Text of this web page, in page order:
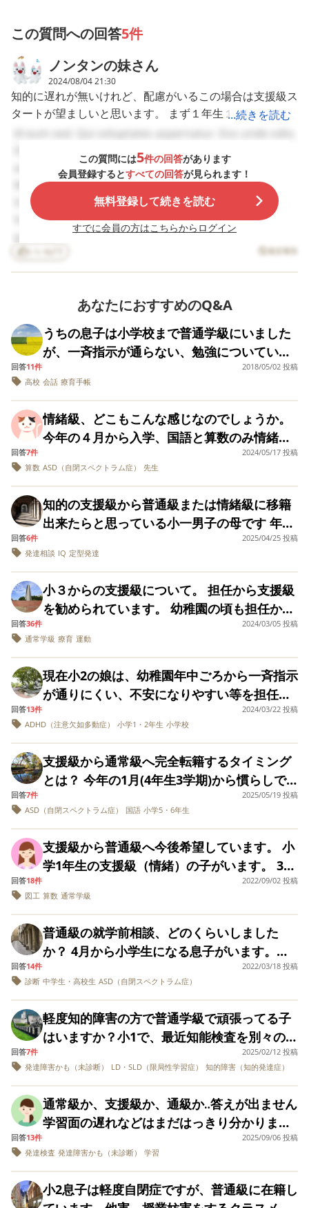
支援級に抵抗はないですが他学校の他の人のお話を聞くと
支援級が居心地が良すぎて普通級に戻りたくないと何人か
らもお話を聞いてそれがすごく躊躇う理由です。
我が子が行く小学校は希望すれば交流級に行けるようで支
援級の子はなるべく普通級に戻すように本人の様子を見な
がらやってくれるようです。情緒級は2クラス10人ほど。
学校に2人の指導員がおりずっと1年生にいるわけではな
ちなみにIQが高めではありますが相談員さんいわく希望す
れば支援級にいけるとのことでした。
だけるとうれしいです。
よろしくお願いいたす。
め手はどんな感じだ
ったのでしょうか？
まで考えいて大丈夫
ですよ。と言われて
います。夏には就学
相談にも行きまし
た。 ちょうど12月に
ます。（昨年の検査
はＩＱ77でした。）
私は、先日小学校の
学校開放という行事
で支援学級、1年生の
教室の様子をどちら
も見させていただき
ました。 普通級だと
のかが心配ですし、
支援学級だといま生
徒が2人とすくないの
が幼稚園よりもユル
イというか… ここで
良いのか？交流学級
でも楽しくやってい
けるのか？色々考え
ちゃいます。 今週2
で療育に通っていま
す。（ＳＳＴとスポ
ーツ） 本人が楽しく
学校に通ってくれる
のを1番に希望してい
ます。 よろしくお願
いします🙇‍♀️
は交流学級になるみ
たいです。 お友達と
語と算数がついてい
常学級でチャレンジ
してみてはと教育委
員会や小学校の先生
が、どう思いますか?
みなさんのお住まい
のところもそういう
感じなのでしょうか?
算数 小学校 先生 トラ
ブル
生たちから見て困
ごともなく、加配
いると言われてる
からないと言われ
しまいました。 発達
検査を受ける前は
仲良い子達は当た
前ですが普通級に
くので、学校に慣
るまでは普通級に
ってほしいなぁと
象の子なのに普通
エゴですよね… 似た
験談など聞かせて
ただけると助かり
す。
この質問への回答5件
ノンタンの妹さん
2024/08/04 21:30
知的に遅れが無いけれど、配慮がいるこの場合は支援級ス
タートが望ましいと思います。 まず１年生１学期で学校
に慣れ、２学期でクラスに慣れ、３学期で行事に慣れる。
年生から本格的に交流開始。徐々に増やしていき、夏頃の
お子さんの様子を見ながら次年度転籍するかを担任と相
談。 いけそうなら３年生から転籍、厳しそうならもう１
年交流メインの支援級という流れが良いかと思います。
普通級スタートも可能そうなお子さんですが、色々上手く
いかなくて自信が無くなったタイミングで支援級の話を出
すと「僕が駄目だから支援級に追いやられるんだ。。。」
「付いていけなくなったら支援級でいい」「普通級でいけ
そうなのにもったいない」という人すごく多いですが、子
供も知的無い子なら中学年には学校における支援級の立ち
位置は把握します。 子どもにだってプライドがあるから
こそ段階を踏んで、頑張ったから普通級に行ける！の方が
達成感もあるし、自己肯定感も下がりにくいです。
...続きを読む
Id eum sed. Qui voluptates aspernatur. Eos unde odio.
Dolorum similique voluptates. Nisi velit iste. Illum
excepturi odio. Rerum ab quo. Illum sit dolor.
Magnam voluptatibus vero. Odio eveniet laborum.
Voluptatem dolor consequatur. Sed dolorem officia.
Voluptas ut vitae. Nobis tenetur voluptas. Sapiente
eos ipsum. Perspiciatis numquam cupiditate. Dolor
fugit voluptates. Reprehenderit soluta aut. Rerum
autem aliquid. Neque est repellendus. Alias
Iusto et incidunt. Tenetur sit nemo. Quisquam quia
repellat. Rerum voluptates itaque. Quia aperiam
error. Ut eveniet repellendus. Repudiandae quaerat
consequuntur. Alias similique aut.
この質問には5件の回答があります
会員登録するとすべての回答が見られます！
無料登録して続きを読む
すでに会員の方はこちらからログイン
いいね 違反報告
あなたにおすすめのQ&A
うちの息子は小学校まで普通学級にいました
が、一斉指示が通らない、勉強についていけ
ない、友人関係が作れずいじめられてしまう
などの理由で、中学からは特別支援学級に入
良かったのか、先生が指導してくださったの
か、同じ小学校から持ち上がりの子供もたく
さんいましたが、中学ではいじめられること
はなかったです（からかいはあったようです
が）。 ただ、療育手帳もギリギリなんとか取
れたレベルの障害で、会話もスムーズにでき
ることから、「勉強についていけないのと、
同年代の子供と対等に付き合えないことは心
配だけれど、本当にこれでいいのだろうか」
という親の葛藤は常にありました。 勉強は発
達障害の子供を専門にみてくれる塾で個別指
導を受けていましたが、あまり効果は上がら
すぐに忘れてしまうなど様々な問題があり、
うまくいかなかったです。 特別支援学級の先
生からは「定時制高校なら受かるかもしれま
せんが、将来のことを考えて特別支援学校を
受験しましょう」と言われました。療育手帳
があれば受験資格が与えられる地域です。 無
事に合格し、今年の春から通っているのです
が、実際に息子が特別支援学校の生徒になっ
てみると「あぁ、息子はもう普通の子供のよ
うな生き方はできないんだ」という現実が重
くのしかかってきて辛くなってしまいまし
た。 息子は「楽しい」と毎日のびのび通って
いますが、将来就職をする場面で差別やいじ
めがあるかもしれない。だけど、無理に普通
の高校に進ませたところで進級ができず、中
退してフリーターになるかもしれないし、か
えっていじめにあうかもしれない。 いろいろ
な感情がごちゃまぜになって、頭の整理がつ
かない状態です。 息子と一緒によく考え、本
人も「僕は特別支援学校に進みたい」と納得
した上での進路ですが、親の私がいまさら普
通をあきらめきれず、やはり定時制に進んで
ていったほうが良かったかもと思ってしまい
ます。 この場合、息子も楽しく通っているの
だから「これで良かったのだ」と思うべき
か、それとも今からでも普通の道を模索する
べきか、どちらが良いと思いますか？ 調べて
みたところ、いったん特別支援学校に入った
回答11件
2018/05/02 投稿
高校 会話 療育手帳
情緒級、どこもこんな感じなのでしょうか。
今年の４月から入学、国語と算数のみ情緒級
で受けて、他の教科は普通クラスで受けてい
る娘がいます。知的無しです。 この間の情緒
勉強も進んで手上げてるし休み時間は友達と
も遊んでますし」と言われて少し安心してい
たのですが… 今日校外学習で遊園地へ行った
のですが、「これでいいのかな…」と思うこ
とがありました。 支援級の子は親が付き添い
なので、私が娘について行きました。 普通ク
ラスの男の子と女の子が手を繋いでいて、娘
が「私も一緒に繋ぎたい」と近づいて手を繋
ごうとしたら、男の子に「俺たちは一年●組
だから。そっちは●組（情緒級）だろ」と言
われて手を振り払われてました。娘は少しム
ッとしたあと、一人で歩いていました。 その
た。 今回の校外学習はグループ活動が主なの
ですが、支援級の子はグループなど特にな
く、親と行動する感じでした。情緒級の担任
の先生も忙しいのか、同行しませんでした。
娘と一緒にお弁当を食べたのですが、ほかは
グループでまとまって楽しそうにたべてい
て。 娘は冷たいご飯とおかずが嫌なのか、ほ
とんど手をつけず、レジャーシートに乗って
くるアリを怖がってまともな休憩ができませ
んでした。 グループ活動が主なのに、親がつ
きっきりでそばにいて面倒みるなら、情緒級
の子たちだけで近場の大きい公園などで同じ
ような体験をさせるのでもよかったのではな
いかと思ってしまいました。 娘は少し理解さ
れにくい話し方をするので、最初は仲良くし
てくれてた子もしばらくすると離れていって
しまいます。手を振り払われてトボトボ歩い
てた娘を見て、悲しくなってしまいました。
情緒級に通うお子さんがいらっしゃる方、普
段はどんな感じで学校で過ごしていますか？
又、遠足や校外学習はどのような感じです
か？
回答7件
2024/05/17 投稿
算数 ASD（自閉スペクトラム症） 先生
知的の支援級から普通級または情緒級に移籍
出来たらと思っている小一男子の母です 年長
初期にはかった発達検査では言語理解が弱く
平均が落ちIQ69でした。 6月にまた検査を受
まう(多動)体感が弱い(長時間の座る姿勢が辛
い)のが1番本人があたっているもんだいで
す。 ですが、年長の初期から1年生になるま
でで支援員さん受け持っていた保育士さんか
らもかなり伸びたとお墨付きを貰っている位
には多動面などが落ち着いてきて入学をしま
した。 自宅でのチャレンジでははってん問題
やハイレベル問題もうちの子の知的では解け
ないと思っていた問題をスムーズに解いてい
てこのまま知的の支援級でいいのかと疑問を
持つようになってしまいました。 ただ問題な
のが、そうなった時情緒級に入れるほど特性
る訳ではなく、3歳から発達相談をしているの
ですが支援員さん曰く療育の領域でもなく定
型発達の子たちがいる集団で伸ばそうと結局
一度も療育にはお世話にはなっていない状態
です。 6月の検査で境界知能域まで成績がの
びたらそもそもが知的の支援級もはずれてし
まいます。 本人も今まで定型発達の子たちの
中でお友達を作っていたこともあり、普通級
の方が好きだといっていますが、そうなった
際支援はなくなってしまいます。 まだ体幹の
不安や、多少の多動があるため支援があれば
と思うのですが知的にこのままいると授業の
スピードが追いつかず、いざ普通級に移籍す
る時ズレが生じるのでは無いかとも不安で
す。 こちらにいる方で知的から普通級または
情緒級に移籍した方がおられたら助言をいた
回答6件
2025/04/25 投稿
発達相談 IQ 定型発達
小３からの支援級について。 担任から支援級
を勧められています。 幼稚園の頃も担任から
勧められ療育に通っていたのですが、ほんと
にグレーな感じで悩んだ末小学校は普通級で
勉強や運動も一生懸命やっていて、立ち歩き
や他害もないですが、学校では学習の進みが
遅いと言われています。(ぼーっとしてる、わ
かんないってなっちゃう) また、何度も言っ
ているのですがトイレに行ったときにきちん
と拭かないのか拭けないのかお友達からうん
ち臭いと言われたこともあるようです。 本人
は自分に合わせたペースでゆっくりやるより
もみんながいる学級で頑張りたいと何回聞い
ても同じ答えで親としてはどうしたらいいか
悩んでいます。 正直担任のことが好きでない
のも悩む要因です。 熱血風ではありますが、
かっているのではないかと思うからです。 懇
談会で今年は学力の高い子達でしたと言った
のもすごくモヤモヤしました。(学力？と) み
んなでかしこくとか差別しないとかスローガ
ンを掲げながら結局頭の良い子を育てようと
している？、人を馬鹿にしないを強要するこ
とで馬鹿にしているような気がする感じ(伝わ
が聞きたいです。 コメント頂けたら嬉しいで
回答36件
2024/03/05 投稿
通常学級 療育 運動
現在小2の娘は、幼稚園年中ごろから一斉指示
が通りにくい、不安になりやすい等を担任か
ら指摘され、小1の時に児童精神科を受診し、
知的障害を伴わない軽度ASDと診断されまし
級に通っています。 小2現在は今まで見られ
ていた特性がかなり軽くなり、普通級担任か
らも学校では問題はないと言われ、通級も今
年度で卒業となります。 先日、定期的に面談
している市役所の福祉士さんにそうお話しし
たところ、『そのような状況なら今後は家庭
でサポートし、学校へ障害がある事を申告せ
ずに過ごすのも一つの方法だよ。』と言われ
ました。 というのも、数年以内に夫の転勤に
伴い転校する可能性が高く、転勤を機に新し
い学校へは申告しないという方法もあるよ、
かあった時に申告しておいた方が相談しやす
いのでは？と思ったりもして、どうしたらい
いのかと悩んでいます。皆さんはどう思われ
ますか？
回答13件
2024/03/22 投稿
ADHD（注意欠如多動症）
小学1・2年生 小学校
支援級から通常級へ完全転籍するタイミング
とは？ 今年の1月(4年生3学期)から慣らしで
全ての授業を通常級で受けてます。 それまで
は国語と算数のみ支援級で受けてました。 現
き続き通常級のみの授業を続けています。 転
籍するかの判断は夏休み前にしてくださいと
言われてます。 通常級の先生も、頑張り具合
をしっかり認めてくれており、他のクラスメ
イトの助けを借りながらどうにか授業に向き
合って頑張っています。 しかし ・大勢で授業
をし続けることに緊張しっぱなしで辛いこと
・通常級の先生から授業中に指導(緊張状態で
消しゴムを触ってしまう事を注意される等)さ
れると、特定のクラスメイトから授業終わり
に廊下に呼ばれ「本当に反省したんですか」
と問いただされ「はい、反省しています」と
るさいタイプの子です この1,2週間程、泣い
て帰ってきたり、朝は泣いて行き渋りで遅れ
て行ったり休んだりしています。 学習面にお
いては、処理能力が低いので予習復習など時
間をかけないといけません(WISCで75)。療育
で学習のフォローなどもしてもらってます
回答7件
2025/05/19 投稿
ASD（自閉スペクトラム症）
国語 小学5・6年生
支援級から普通級へ今後希望しています。 小
学1年生の支援級（情緒）の子がいます。 3歳
の頃自閉症スペクトラムと診断済み。知的な
遅れなし。多動衝動あり。 学校では国語・算
では、お箸の使い方等訓練が受けられ満足し
ているものの、あれはできない、これはでき
ない、と制限はあります。 例えば体育にして
も集団授業はやらず、ずっと走ったり、ヨガ
をしたり。跳び箱は危ないからやらない等。
交流は、教室の行き帰りも含めて一人で完璧
にやらないと行かせてもらえません。 個々に
応じて、と去年就学相談では説明がありまし
たが、実際は知的学級に合わせての内容のた
め、本人の力が発揮されません。。。 現状は
突発で気分が不安定になると机の下にもぐっ
たり、しゃがみこんだり、多動になる為、支
まれば.3年生頃普通級に移りたいと考えま
す。 現状は図工週1のみ交流級に行きます。
回答18件
2022/09/02 投稿
図工 算数 通常学級
普通級の就学前相談、どのくらいしました
か？ 4月から小学生になる息子がいます。
ASDです。 普通級に進学予定です。 10月に
進学先の学校の教頭先生に「発達障害診断済
りにくいけれど一声掛けてもらうと真面目に
やるので席を前のほうにして一声かけて」
等、 一通り話しました。 教頭は「あ～そう。
ふんふん」という感じで若干流れ作業的にメ
モっていました（息子の特性がかいてあるプ
リント1枚渡した）。 こちらからすると「よ
くある話」のような態度でした（色々な発言
から理解のある教頭だと思いましたが・・）
どうか理解のある先生が担任になってほしい
と願っていますが、この時点で何かすべきこ
回答14件
2022/03/18 投稿
診断 中学生・高校生 ASD（自閉スペクトラム症）
軽度知的障害の方で普通学級で頑張ってる子
はいますか？小1で、最近知能検査を別々の病
院で受けてA病院では田中ビネーでIQ93でB病
院ではウィスクIQ69とでました。 まだ両方と
の方が今は主流ですよね？ B病院では今言語
の検査をしていてそこで先生からまたお話し
があるようです。 田中ビネーは高く出るとは
いえ、すごく差がありすぎて、どう受け止め
たら良いのかわからないでいます。 本人は算
数以外は困っていない学校楽しいって言って
回答7件
2025/02/12 投稿
発達障害かも（未診断）
LD・SLD（限局性学習症） 知的障害（知的発達症）
通常級か、支援級か、通級か‥答えが出ません
学習面の遅れなどはまだはっきり分かりませ
んが、発達検査の数値はギリギリ境界知能を
抜ける数値。（凸凹はあまりなく、ワーキン
ション力に欠け、語彙も少ないので会話のキ
回答13件
2025/09/06 投稿
発達検査 発達障害かも（未診断） 学習
小2息子は軽度自閉症ですが、普通級に在籍し